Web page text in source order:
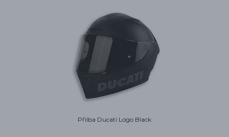
Přilba Ducati Logo Black